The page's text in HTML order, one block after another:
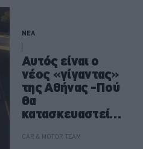
ΝΕΑ
Αυτός είναι ο
νέος «γίγαντας»
της Αθήνας -Πού
θα
κατασκευαστεί
υπερσύγχρονο
CAR & MOTOR TEAM